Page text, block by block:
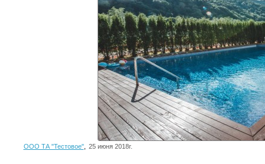
ООО ТА "Тестовое", 25 июня 2018г.